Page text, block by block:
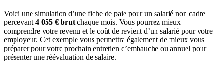
Voici une simulation d’une fiche de paie pour un salarié non cadre
percevant 4 055 € brut chaque mois. Vous pourrez mieux
comprendre votre revenu et le coût de revient d’un salarié pour votre
employeur. Cet exemple vous permettra également de mieux vous
préparer pour votre prochain entretien d’embauche ou annuel pour
présenter une réévaluation de salaire.